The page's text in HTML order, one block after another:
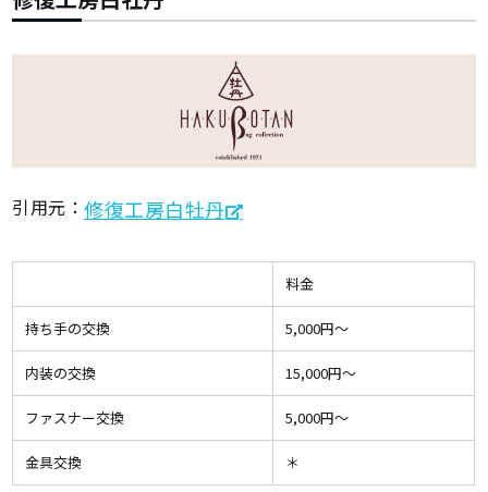
引用元：修復工房白牡丹
料金
持ち手の交換 5,000円〜
内装の交換 15,000円〜
ファスナー交換 5,000円〜
金具交換 ＊